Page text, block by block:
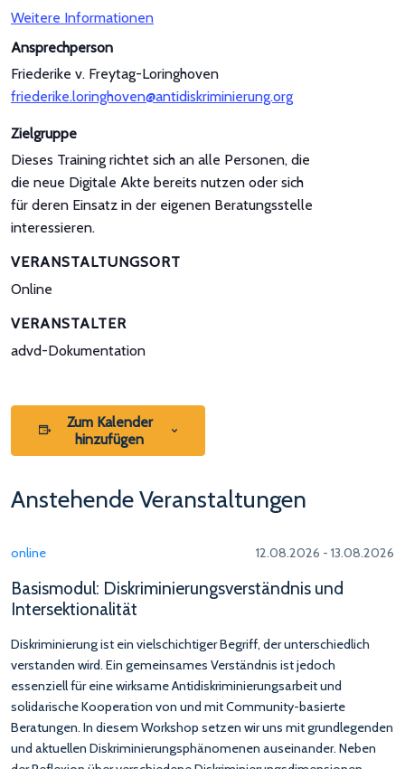
Weitere Informationen
Ansprechperson
Friederike v. Freytag-Loringhoven
friederike.loringhoven@antidiskriminierung.org
Zielgruppe
Dieses Training richtet sich an alle Personen, die
die neue Digitale Akte bereits nutzen oder sich
für deren Einsatz in der eigenen Beratungsstelle
interessieren.
VERANSTALTUNGSORT
Online
VERANSTALTER
advd-Dokumentation
Zum Kalender
hinzufügen
Anstehende Veranstaltungen
online 12.08.2026 - 13.08.2026
Basismodul: Diskriminierungsverständnis und
Intersektionalität
Diskriminierung ist ein vielschichtiger Begriff, der unterschiedlich
verstanden wird. Ein gemeinsames Verständnis ist jedoch
essenziell für eine wirksame Antidiskriminierungsarbeit und
solidarische Kooperation von und mit Community-basierte
Beratungen. In diesem Workshop setzen wir uns mit grundlegenden
und aktuellen Diskriminierungsphänomenen auseinander. Neben